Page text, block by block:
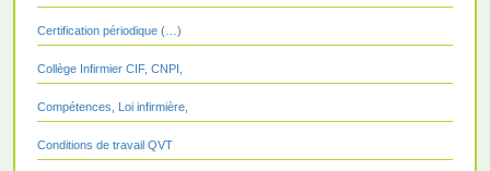
Certification périodique (…)
Collège Infirmier CIF, CNPI,
Compétences, Loi infirmière,
Conditions de travail QVT